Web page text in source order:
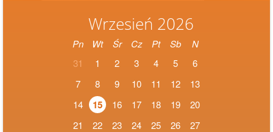
Wrzesień 2026
Pn Wt Śr Cz Pt Sb
N
31
1 2 3 4 5
6
7
8 9 10 11 12
13
14
15 16 17 18 19
20
21
22 23 24 25 26
27